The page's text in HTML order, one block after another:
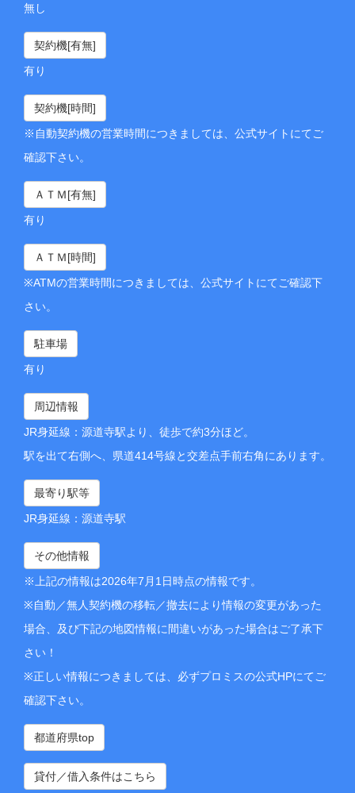
無し
契約機[有無]
有り
契約機[時間]
※自動契約機の営業時間につきましては、公式サイトにてご
確認下さい。
ＡＴＭ[有無]
有り
ＡＴＭ[時間]
※ATMの営業時間につきましては、公式サイトにてご確認下
さい。
駐車場
有り
周辺情報
JR身延線：源道寺駅より、徒歩で約3分ほど。
駅を出て右側へ、県道414号線と交差点手前右角にあります。
最寄り駅等
JR身延線：源道寺駅
その他情報
※上記の情報は2026年7月1日時点の情報です。
※自動／無人契約機の移転／撤去により情報の変更があった
場合、及び下記の地図情報に間違いがあった場合はご了承下
さい！
※正しい情報につきましては、必ずプロミスの公式HPにてご
確認下さい。
都道府県top
貸付／借入条件はこちら